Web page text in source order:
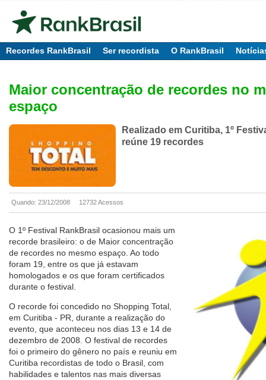
Recordes RankBrasil Ser recordista O RankBrasil
Maior concentração de recordes no
espaço
Realizado em Curitiba, 1º
reúne 19 recordes
Quando: 23/12/2008 12732 Acessos
O 1º Festival RankBrasil ocasionou mais um
recorde brasileiro: o de Maior concentração
de recordes no mesmo espaço. Ao todo
foram 19, entre os que já estavam
homologados e os que foram certificados
durante o festival.
O recorde foi concedido no Shopping Total,
em Curitiba - PR, durante a realização do
evento, que aconteceu nos dias 13 e 14 de
dezembro de 2008. O festival de recordes
foi o primeiro do gênero no país e reuniu em
Curitiba recordistas de todo o Brasil, com
habilidades e talentos nas mais diversas